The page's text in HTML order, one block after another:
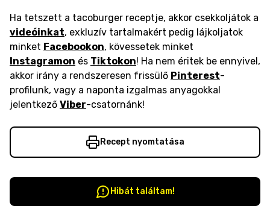
Ha tetszett a tacoburger receptje, akkor csekkoljátok a
videóinkat, exkluzív tartalmakért pedig lájkoljatok
minket Facebookon, kövessetek minket
Instagramon és Tiktokon! Ha nem éritek be ennyivel,
akkor irány a rendszeresen frissülő Pinterest-
profilunk, vagy a naponta izgalmas anyagokkal
jelentkező Viber-csatornánk!
Recept nyomtatása
Hibát találtam!